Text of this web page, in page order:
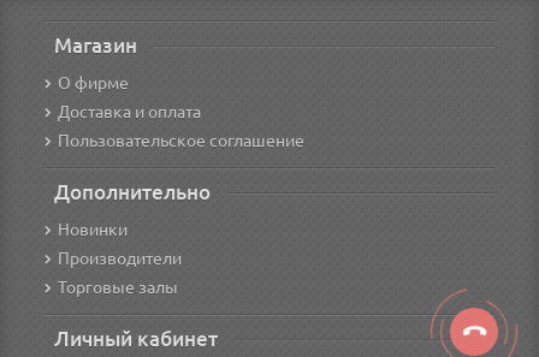
Магазин
О фирме
Доставка и оплата
Пользовательское соглашение
Дополнительно
Новинки
Производители
Торговые залы
Личный кабинет